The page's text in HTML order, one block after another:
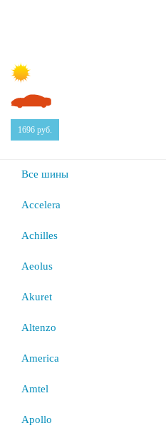
1696 руб.
Все шины
Accelera
Achilles
Aeolus
Akuret
Altenzo
America
Amtel
Apollo